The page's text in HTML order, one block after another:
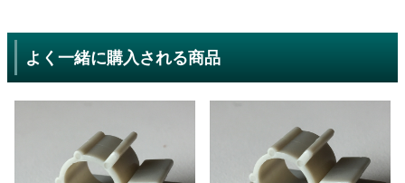
よく一緒に購入される商品